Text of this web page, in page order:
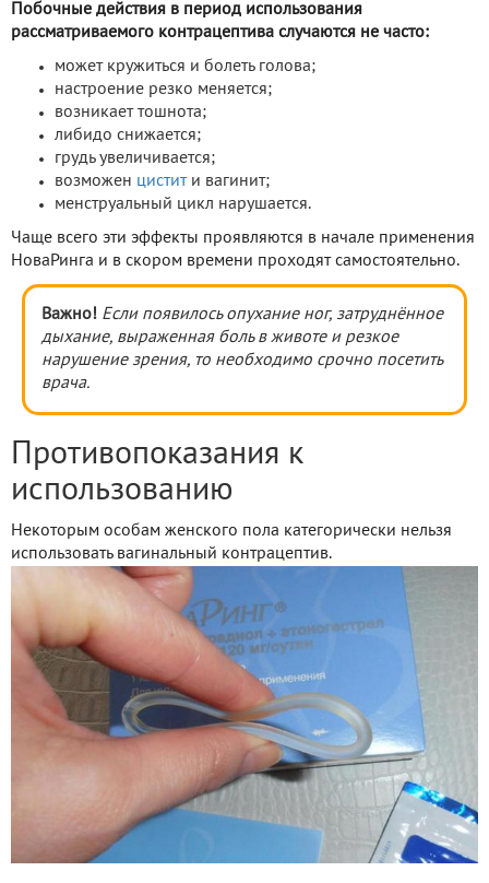
Побочные действия в период использования
рассматриваемого контрацептива случаются не часто:
может кружиться и болеть голова;
настроение резко меняется;
возникает тошнота;
либидо снижается;
грудь увеличивается;
возможен цистити вагинит;
менструальный цикл нарушается.
Чаще всего эти эффекты проявляются в начале применения
НоваРинга и в скором времени проходят самостоятельно.
Важно! Если появилось опухание ног, затруднённое
дыхание, выраженная боль в животе и резкое
нарушение зрения, то необходимо срочно посетить
врача.
Противопоказания к
использованию
Некоторым особам женского пола категорически нельзя
использовать вагинальный контрацептив.